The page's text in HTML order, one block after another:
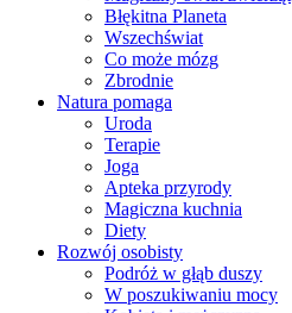
Błękitna Planeta
Wszechświat
Co może mózg
Zbrodnie
Natura pomaga
Uroda
Terapie
Joga
Apteka przyrody
Magiczna kuchnia
Diety
Rozwój osobisty
Podróż w głąb duszy
W poszukiwaniu mocy